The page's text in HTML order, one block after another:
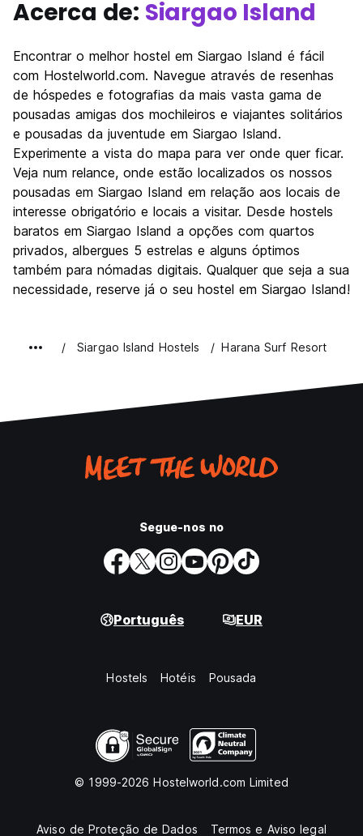
Acerca de: Siargao Island
Encontrar o melhor hostel em Siargao Island é fácil
com Hostelworld.com. Navegue através de resenhas
de hóspedes e fotografias da mais vasta gama de
pousadas amigas dos mochileiros e viajantes solitários
e pousadas da juventude em Siargao Island.
Experimente a vista do mapa para ver onde quer ficar.
Veja num relance, onde estão localizados os nossos
pousadas em Siargao Island em relação aos locais de
interesse obrigatório e locais a visitar. Desde hostels
baratos em Siargao Island a opções com quartos
privados, albergues 5 estrelas e alguns óptimos
também para nómadas digitais. Qualquer que seja a sua
necessidade, reserve já o seu hostel em Siargao Island!
Siargao Island Hostels Harana Surf Resort
Segue-nos no
Português EUR
Hostels Hotéis Pousada
© 1999-2026 Hostelworld.com Limited
Aviso de Proteção de Dados Termos e Aviso legal